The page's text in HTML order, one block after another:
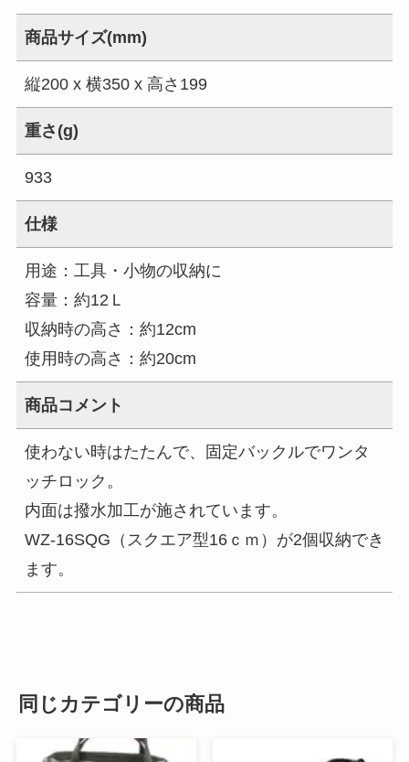
商品サイズ(mm)
縦200 x 横350 x 高さ199
重さ(g)
933
仕様
用途：工具・小物の収納に
容量：約12Ｌ
収納時の高さ：約12cm
使用時の高さ：約20cm
商品コメント
使わない時はたたんで、固定バックルでワンタ
ッチロック。
内面は撥水加工が施されています。
WZ-16SQG（スクエア型16ｃｍ）が2個収納でき
ます。
同じカテゴリーの商品